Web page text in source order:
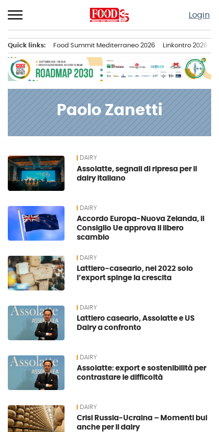
al
contenuto
Login
principale
Quick links: Food Summit Mediterraneo 2026 Linkontro 2026
Paolo Zanetti
News DAIRY
Assolatte, segnali di ripresa per il
dairy italiano
DAIRY
Accordo Europa-Nuova Zelanda, il
Consiglio Ue approva il libero
scambio
DAIRY
Lattiero-caseario, nel 2022 solo
l’export spinge la crescita
DAIRY
Lattiero caseario, Assolatte e US
Dairy a confronto
DAIRY
Assolatte: export e sostenibilità per
contrastare le difficoltà
DAIRY
Crisi Russia-Ucraina – Momenti bui
anche per il dairy